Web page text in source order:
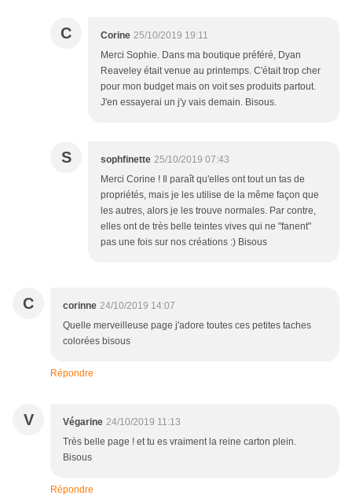
C Corine 25/10/2019 19:11
Merci Sophie. Dans ma boutique préféré, Dyan
Reaveley était venue au printemps. C'était trop cher
pour mon budget mais on voit ses produits partout.
J'en essayerai un j'y vais demain. Bisous.
S sophfinette 25/10/2019 07:43
Merci Corine ! Il paraît qu'elles ont tout un tas de
propriétés, mais je les utilise de la même façon que
les autres, alors je les trouve normales. Par contre,
elles ont de très belle teintes vives qui ne "fanent"
pas une fois sur nos créations :) Bisous
C corinne 24/10/2019 14:07
Quelle merveilleuse page j'adore toutes ces petites taches
colorées bisous
Répondre
V Végarine 24/10/2019 11:13
Très belle page ! et tu es vraiment la reine carton plein.
Bisous
Répondre